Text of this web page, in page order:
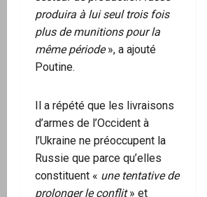
produira à lui seul trois fois
plus de munitions pour la
même période», a ajouté
Poutine.
Il a répété que les livraisons
d’armes de l’Occident à
l’Ukraine ne préoccupent la
Russie que parce qu’elles
constituent « une tentative de
prolonger le conflit» et